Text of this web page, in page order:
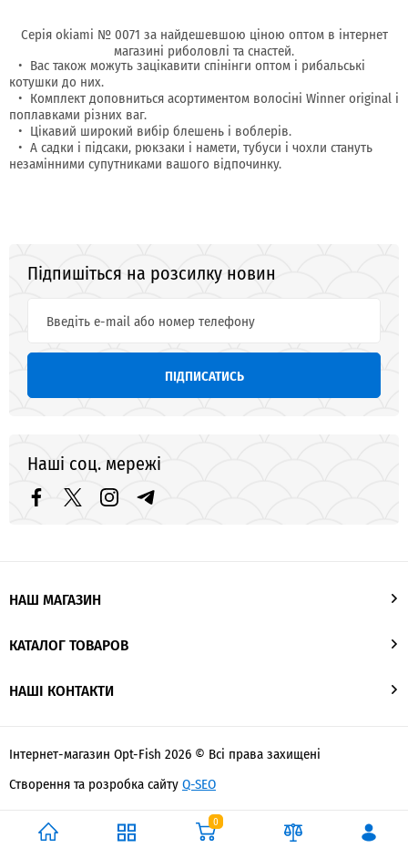
0
Серія okiami № 0071 за найдешевшою ціною оптом в інтернет
магазині риболовлі та снастей.
Вас також можуть зацікавити спінінги оптом і рибальські
котушки до них.
Комплект доповниться асортиментом волосіні Winner original і
поплавками різних ваг.
Цікавий широкий вибір блешень і воблерів.
А садки і підсаки, рюкзаки і намети, тубуси і чохли стануть
незамінними супутниками вашого відпочинку.
Підпишіться на розсилку новин
ПІДПИСАТИСЬ
Наші соц. мережі
НАШ МАГАЗИН
КАТАЛОГ ТОВАРОВ
НАШІ КОНТАКТИ
Інтернет-магазин Opt-Fish 2026 © Всі права захищені
Створення та розробка сайтуQ-SEO